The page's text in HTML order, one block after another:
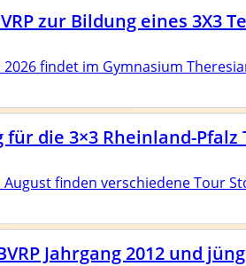
zur Bildung eines 3X3
2026 findet im Gymnasium
die 3×3 Rheinland-Pfalz
August finden verschiedene Tour
Jahrgang 2012 und